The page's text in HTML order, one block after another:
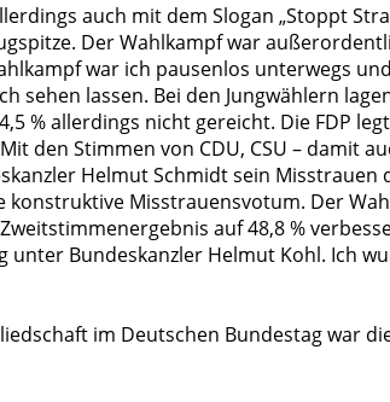
auch mit dem Slogan „Stoppt
Der Wahlkampf war
war ich pausenlos unterwegs
sehen lassen. Bei den Jungwählern
% allerdings nicht gereicht. Die FDP
den Stimmen von CDU, CSU – damit
Helmut Schmidt sein
Misstrauensvotum. Der
auf 48,8 %
Bundeskanzler Helmut Kohl. Ich
im Deutschen Bundestag war